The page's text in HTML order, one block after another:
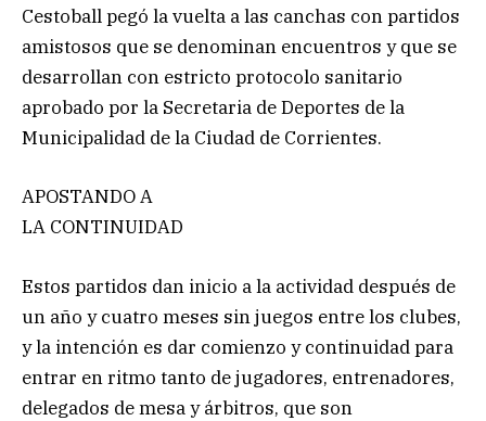
Cestoball pegó la vuelta a las canchas con partidos
amistosos que se denominan encuentros y que se
desarrollan con estricto protocolo sanitario
aprobado por la Secretaria de Deportes de la
Municipalidad de la Ciudad de Corrientes.
APOSTANDO A
LA CONTINUIDAD
Estos partidos dan inicio a la actividad después de
un año y cuatro meses sin juegos entre los clubes,
y la intención es dar comienzo y continuidad para
entrar en ritmo tanto de jugadores, entrenadores,
delegados de mesa y árbitros, que son